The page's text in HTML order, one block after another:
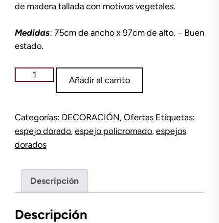
de madera tallada con motivos vegetales.
Medidas: 75cm de ancho x 97cm de alto. – Buen
estado.
Espejo
dorado
Añadir al carrito
Categorías: DECORACIÓN,Ofertas Etiquetas:
espejo dorado,espejo policromado,espejos
dorados
Descripción
Descripción